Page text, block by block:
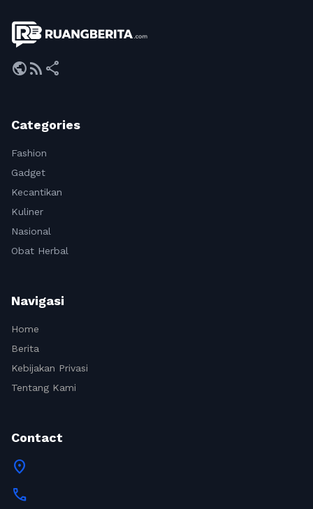
publicrss_feed share
Categories
Fashion
Gadget
Kecantikan
Kuliner
Nasional
Obat Herbal
Navigasi
Home
Berita
Kebijakan Privasi
Tentang Kami
Contact
location_on
call